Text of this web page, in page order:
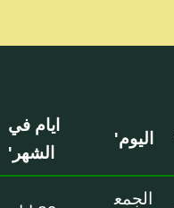
اليوم'
ايام في
الشهر'
الجمع